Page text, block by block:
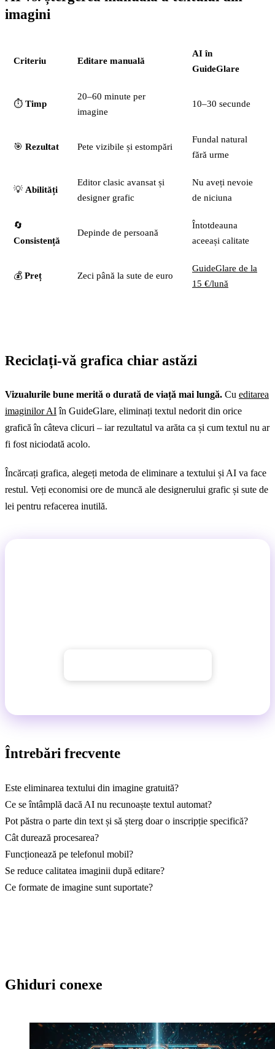
imagini
Criteriu Editare manuală
AI în
GuideGlare
⏱️ Timp
20–60 minute per
imagine
10–30 secunde
🎯 Rezultat Pete vizibile și estompări
Fundal natural
fără urme
💡 Abilități
Editor clasic avansat și
designer grafic
Nu aveți nevoie
de niciuna
🔄
Consistență
Depinde de persoană
Întotdeauna
aceeași calitate
💰 Preț Zeci până la sute de euro
GuideGlare de la
15 €/lună
Reciclați-vă grafica chiar astăzi
Vizualurile bune merită o durată de viață mai lungă. Cu editarea
imaginilor AIîn GuideGlare, eliminați textul nedorit din orice
grafică în câteva clicuri – iar rezultatul va arăta ca și cum textul nu ar
fi fost niciodată acolo.
Încărcați grafica, alegeți metoda de eliminare a textului și AI va face
restul. Veți economisi ore de muncă ale designerului grafic și sute de
lei pentru refacerea inutilă.
Întrebări frecvente
Este eliminarea textului din imagine gratuită?
Ce se întâmplă dacă AI nu recunoaște textul automat?
Pot păstra o parte din text și să șterg doar o inscripție specifică?
Cât durează procesarea?
Funcționează pe telefonul mobil?
Se reduce calitatea imaginii după editare?
Ce formate de imagine sunt suportate?
Ghiduri conexe